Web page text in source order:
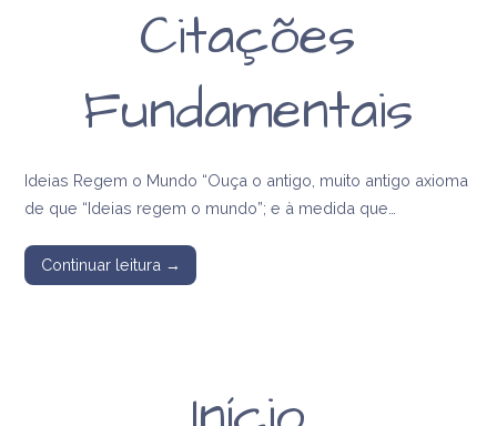
Citações
Fundamentais
Ideias Regem o Mundo “Ouça o antigo, muito antigo axioma
de que “Ideias regem o mundo”; e à medida que…
Continuar leitura →